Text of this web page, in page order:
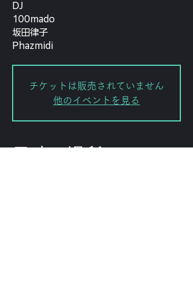
DJ
100mado
坂田律子
Phazmidi
チケットは販売されていません
他のイベントを見る
日時・場所